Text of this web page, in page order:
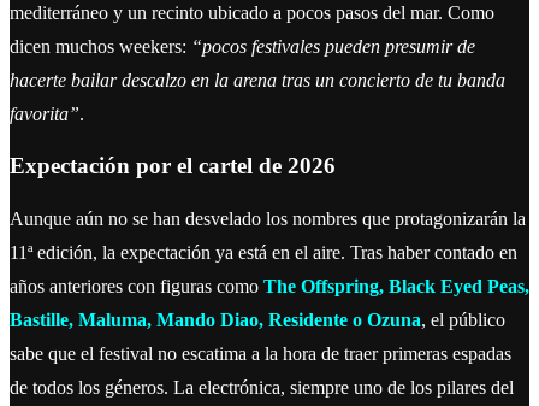
mediterráneo y un recinto ubicado a pocos pasos del mar. Como
dicen muchos weekers: “pocos festivales pueden presumir de
hacerte bailar descalzo en la arena tras un concierto de tu banda
favorita”.
Expectación por el cartel de 2026
Aunque aún no se han desvelado los nombres que protagonizarán la
11ª edición, la expectación ya está en el aire. Tras haber contado en
años anteriores con figuras como The Offspring, Black Eyed Peas,
Bastille, Maluma, Mando Diao, Residente o Ozuna, el público
sabe que el festival no escatima a la hora de traer primeras espadas
de todos los géneros. La electrónica, siempre uno de los pilares del